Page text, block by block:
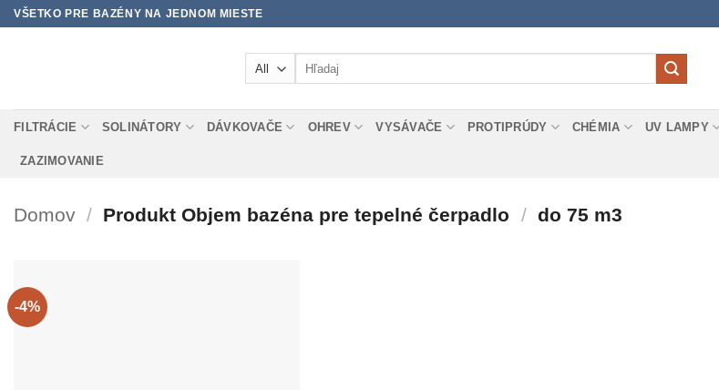
SkipVŠETKO PRE BAZÉNY NA JEDNOM MIESTE
FILTRÁCIE SOLINÁTORY DÁVKOVAČE OHREV VYSÁVAČE PROTIPRÚDY CHÉMIA UV LAMPY
ZAZIMOVANIE
Domov / Produkt Objem bazéna pre tepelné čerpadlo / do 75 m3
-4%